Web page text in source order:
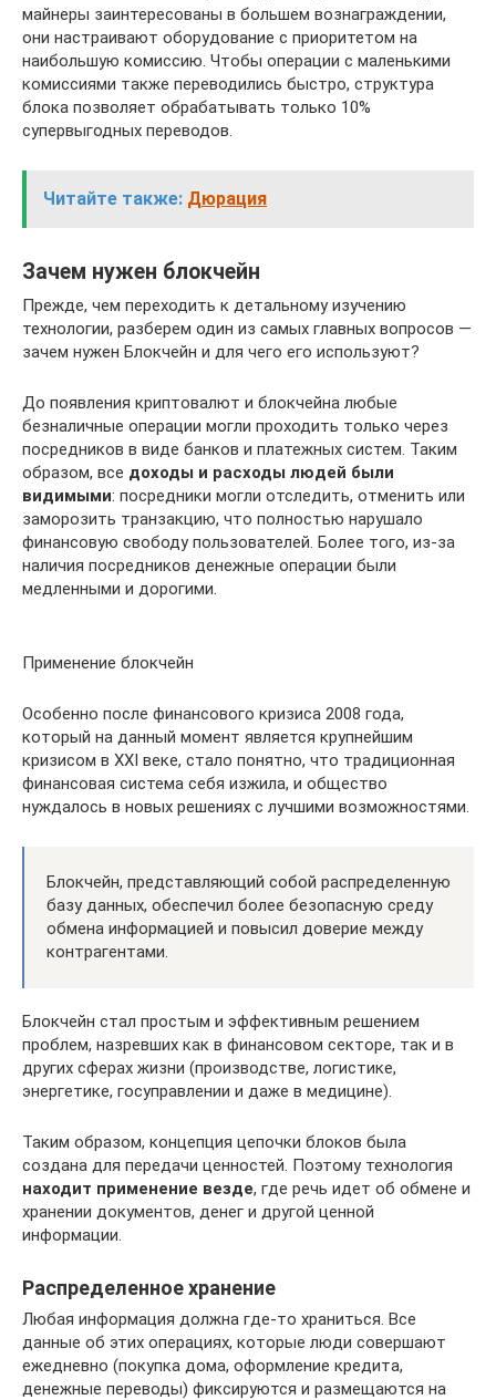
майнеры заинтересованы в большем вознаграждении,
они настраивают оборудование с приоритетом на
наибольшую комиссию. Чтобы операции с маленькими
комиссиями также переводились быстро, структура
блока позволяет обрабатывать только 10%
супервыгодных переводов.
Читайте также: Дюрация
Зачем нужен блокчейн
Прежде, чем переходить к детальному изучению
технологии, разберем один из самых главных вопросов —
зачем нужен Блокчейн и для чего его используют?
До появления криптовалют и блокчейна любые
безналичные операции могли проходить только через
посредников в виде банков и платежных систем. Таким
образом, все доходы и расходы людей были
видимыми: посредники могли отследить, отменить или
заморозить транзакцию, что полностью нарушало
финансовую свободу пользователей. Более того, из-за
наличия посредников денежные операции были
медленными и дорогими.
Применение блокчейн
Особенно после финансового кризиса 2008 года,
который на данный момент является крупнейшим
кризисом в XXI веке, стало понятно, что традиционная
финансовая система себя изжила, и общество
нуждалось в новых решениях с лучшими возможностями.
Блокчейн, представляющий собой распределенную
базу данных, обеспечил более безопасную среду
обмена информацией и повысил доверие между
контрагентами.
Блокчейн стал простым и эффективным решением
проблем, назревших как в финансовом секторе, так и в
других сферах жизни (производстве, логистике,
энергетике, госуправлении и даже в медицине).
Таким образом, концепция цепочки блоков была
создана для передачи ценностей. Поэтому технология
находит применение везде, где речь идет об обмене и
хранении документов, денег и другой ценной
информации.
Распределенное хранение
Любая информация должна где-то храниться. Все
данные об этих операциях, которые люди совершают
ежедневно (покупка дома, оформление кредита,
денежные переводы) фиксируются и размещаются на